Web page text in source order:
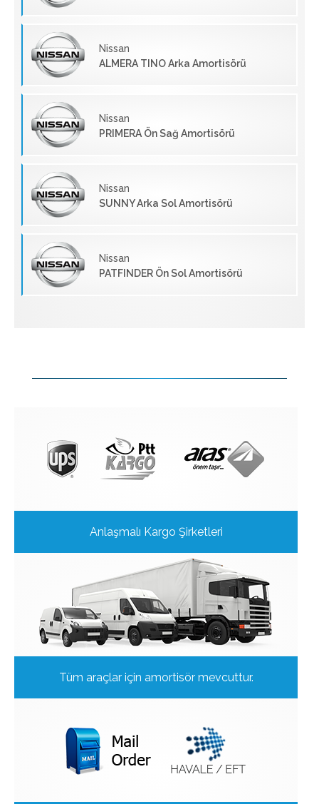
Nissan
ALMERA TINO Arka Amortisörü
Nissan
PRIMERA Ön Sağ Amortisörü
Nissan
SUNNY Arka Sol Amortisörü
Nissan
PATFINDER Ön Sol Amortisörü
Anlaşmalı Kargo Şirketleri
Tüm araçlar için amortisör mevcuttur.